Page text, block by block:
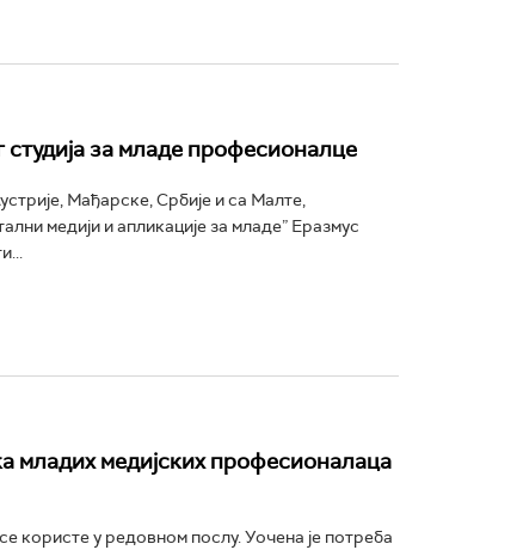
за младе професионалце
Мађарске, Србије и са Малте,
медији и апликације за младе” Еразмус
младих медијских професионалаца
користе у редовном послу. Уочена је потреба